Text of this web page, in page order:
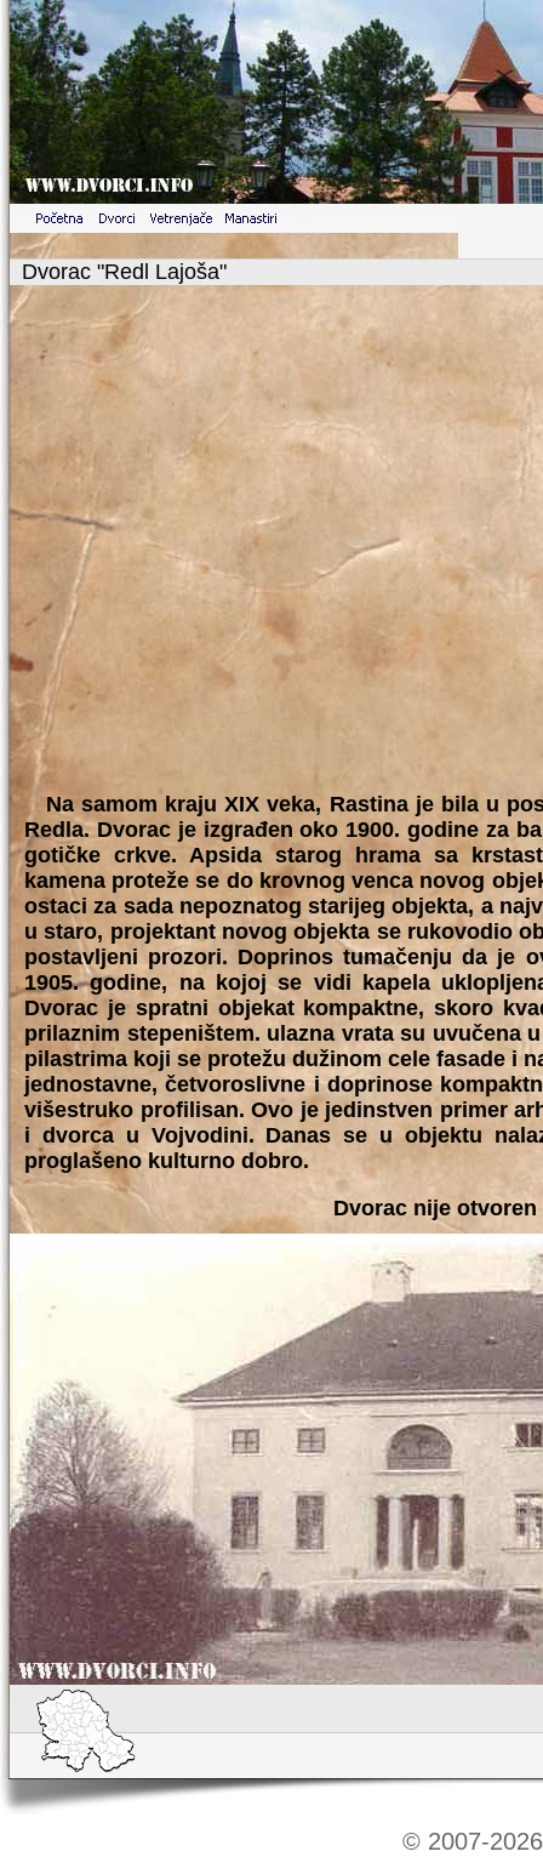
Dvorac "Redl Lajoša"
Na samom kraju XIX veka, Rastina je bila u
Redla. Dvorac je izgrađen oko 1900. godine za
gotičke crkve. Apsida starog hrama sa
kamena proteže se do krovnog venca novog
ostaci za sada nepoznatog starijeg objekta, a
u staro, projektant novog objekta se rukovodio
postavljeni prozori. Doprinos tumačenju da je
1905. godine, na kojoj se vidi kapela
Dvorac je spratni objekat kompaktne, skoro
prilaznim stepeništem. ulazna vrata su uvučena
pilastrima koji se protežu dužinom cele fasade i
jednostavne, četvoroslivne i doprinose
višestruko profilisan. Ovo je jedinstven primer
i dvorca u Vojvodini. Danas se u objektu
proglašeno kulturno dobro.
Dvorac nije
© 2007-